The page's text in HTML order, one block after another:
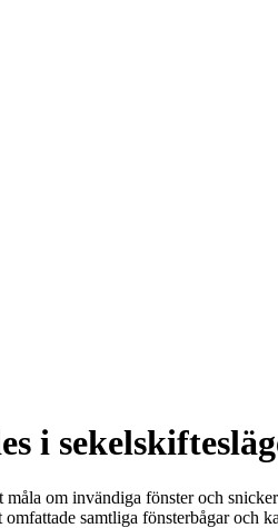
i
om invändiga fönster och
samtliga fönsterbågar